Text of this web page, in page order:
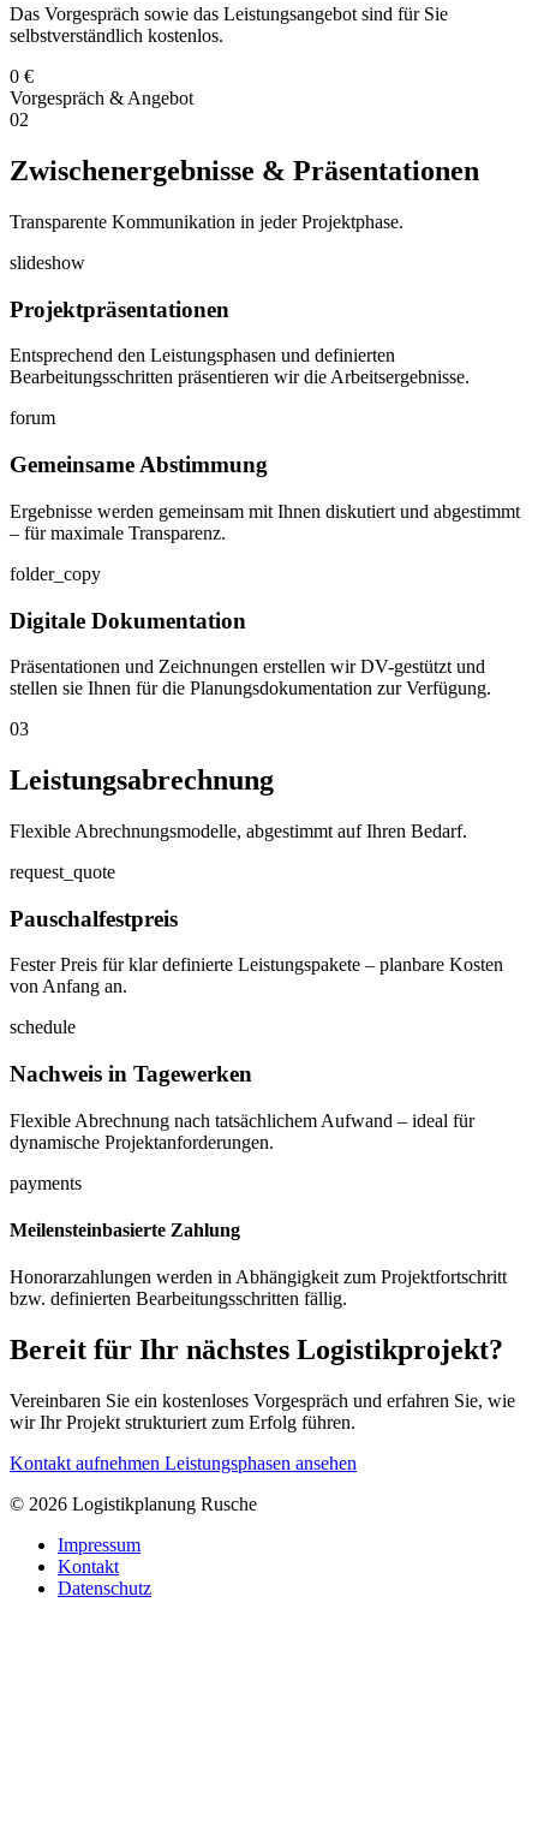
Das Vorgespräch sowie das Leistungsangebot sind für Sie
selbstverständlich kostenlos.
0 €
Vorgespräch & Angebot
02
Zwischenergebnisse & Präsentationen
Transparente Kommunikation in jeder Projektphase.
slideshow
Projektpräsentationen
Entsprechend den Leistungsphasen und definierten
Bearbeitungsschritten präsentieren wir die Arbeitsergebnisse.
forum
Gemeinsame Abstimmung
Ergebnisse werden gemeinsam mit Ihnen diskutiert und abgestimmt
– für maximale Transparenz.
folder_copy
Digitale Dokumentation
Präsentationen und Zeichnungen erstellen wir DV-gestützt und
stellen sie Ihnen für die Planungsdokumentation zur Verfügung.
03
Leistungsabrechnung
Flexible Abrechnungsmodelle, abgestimmt auf Ihren Bedarf.
request_quote
Pauschalfestpreis
Fester Preis für klar definierte Leistungspakete – planbare Kosten
von Anfang an.
schedule
Nachweis in Tagewerken
Flexible Abrechnung nach tatsächlichem Aufwand – ideal für
dynamische Projektanforderungen.
payments
Meilensteinbasierte Zahlung
Honorarzahlungen werden in Abhängigkeit zum Projektfortschritt
bzw. definierten Bearbeitungsschritten fällig.
Bereit für Ihr nächstes Logistikprojekt?
Vereinbaren Sie ein kostenloses Vorgespräch und erfahren Sie, wie
wir Ihr Projekt strukturiert zum Erfolg führen.
Kontakt aufnehmen Leistungsphasen ansehen
© 2026 Logistikplanung Rusche
Impressum
Kontakt
Datenschutz